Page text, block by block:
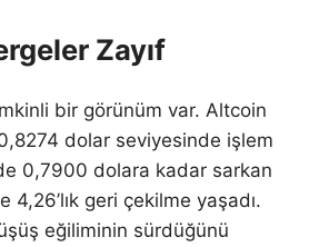
Zayıf
bir görünüm var. Altcoin
dolar seviyesinde işlem
0,7900 dolara kadar sarkan
geri çekilme yaşadı.
eğiliminin sürdüğünü